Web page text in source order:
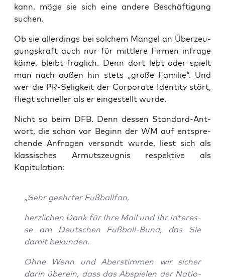
kann, möge sie sich eine ande­re Beschäf­ti­gung
suchen.
Ob sie aller­dings bei sol­chem Man­gel an Über­zeu­
gungs­kraft auch nur für mitt­le­re Fir­men infra­ge
käme, bleibt frag­lich. Denn dort lebt oder spielt
man nach außen hin stets „gro­ße Fami­lie“. Und
wer die PR-Selig­keit der Cor­po­ra­te Iden­ti­ty stört,
fliegt schnel­ler als er ein­ge­stellt wurde.
Nicht so beim DFB. Denn des­sen Stan­dard-Ant­
wort, die schon vor Beginn der WM auf ent­spre­
chen­de Anfra­gen ver­sandt wur­de, liest sich als
klas­si­sches Armuts­zeug­nis respek­ti­ve als
Kapitulation:
„Sehr geehr­ter Fußballfan,
herz­li­chen Dank für Ihre Mail und Ihr Inter­es­
se am Deut­schen Fuß­ball-Bund, das Sie
damit bekunden.
Ohne Wenn und Aberstim­men wir sicher
dar­in über­ein, dass das Abspie­len der Natio­